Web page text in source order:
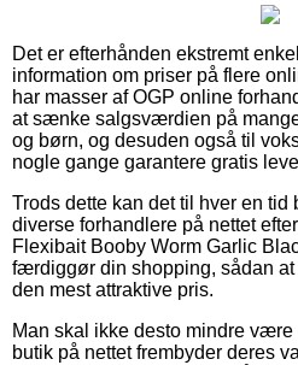
Det er efterhånden ekstremt
information om priser på flere
har masser af OGP online
at sænke salgsværdien på
og børn, og desuden også til
nogle gange garantere gratis
Trods dette kan det til hver en
diverse forhandlere på nettet
Flexibait Booby Worm Garlic
færdiggør din shopping, sådan at
den mest attraktive pris.
Man skal ikke desto mindre
butik på nettet frembyder deres